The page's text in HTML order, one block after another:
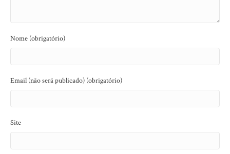
Nome (obrigatório)
Email (não será publicado) (obrigatório)
Site